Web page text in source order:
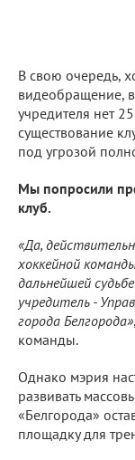
В свою очередь,
видеобращение,
учредителя нет
существование
под угрозой
Мы попросили
клуб.
«Да,
хоккейной
дальнейшей
учредитель -
города Белгорода»
команды.
Однако мэрия
развивать
«Белгорода»
площадку для